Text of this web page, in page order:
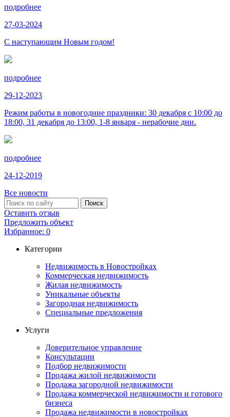
подробнее
27-03-2024
С наступающим Новым годом!
подробнее
29-12-2023
Режим работы в новогодние праздники: 30 декабря с 10:00 до
18:00, 31 декабря до 13:00, 1-8 января - нерабочие дни.
подробнее
24-12-2019
Все новости
Оставить отзыв
Предложить объект
Избранное: 0
Категории
Недвижимость в Новостройках
Коммерческая недвижимость
Жилая недвижимость
Уникальные объекты
Загородная недвижимость
Специальные предложения
Услуги
Доверительное управление
Консультации
Подбор недвижимости
Продажа жилой недвижимости
Продажа загородной недвижимости
Продажа коммерческой недвижимости и готового
бизнеса
Продажа недвижимости в новостройках